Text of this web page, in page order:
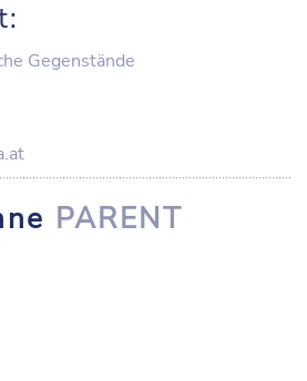
Gegenstände
PARENT